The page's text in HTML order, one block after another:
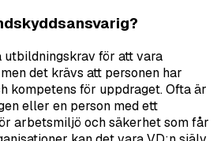
utbildningskrav för att vara
det krävs att personen har
kompetens för uppdraget. Ofta är
eller en person med ett
arbetsmiljö och säkerhet som får